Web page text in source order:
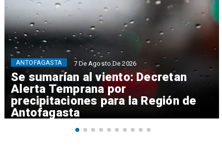
Se sumarían al viento: Decretan
Alerta Temprana por
precipitaciones para la Región de
Antofagasta
ANTOFAGASTA 7 De Agosto De 2026